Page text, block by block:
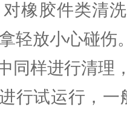
橡胶件类清
轻放小心碰伤
同样进行清理
行试运行，